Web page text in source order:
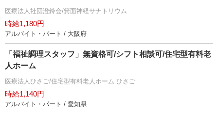
医療法人社団澄鈴会/箕面神経サナトリウム
時給1,180円
アルバイト・パート / 大阪府
「福祉調理スタッフ」無資格可/シフト相談可/住宅型有料老
人ホーム
医療法人ひさご/住宅型有料老人ホーム ひさご
時給1,140円
アルバイト・パート / 愛知県